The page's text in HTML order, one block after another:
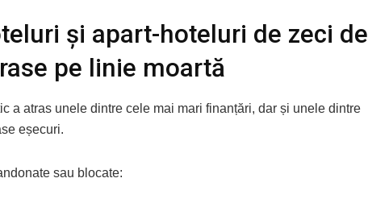
și apart-hoteluri de zeci de
pe linie moartă
a atras unele dintre cele mai mari finanțări, dar și unele dintre
eșecuri.
sau blocate: